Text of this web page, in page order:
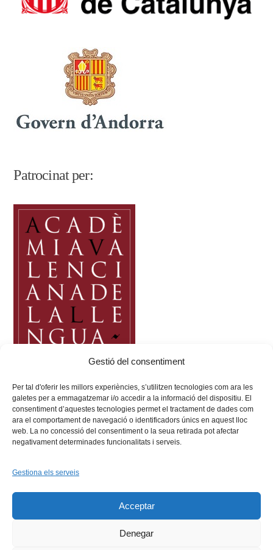
Gestió del consentiment
Per tal d'oferir les millors experiències, s’utilitzen tecnologies com ara les
galetes per a emmagatzemar i/o accedir a la informació del dispositiu. El
consentiment d’aquestes tecnologies permet el tractament de dades com
ara el comportament de navegació o identificadors únics en aquest lloc
web. La no concessió del consentiment o la seua retirada pot afectar
negativament determinades funcionalitats i serveis.
Gestiona els serveis
Acceptar
Denegar
Patrocinat per:
Instagram
Flickr
INICI QUI SOM
PROGRAMES
DESENVOLUPAMENT SOSTENIBLE
AVÍS LEGAL